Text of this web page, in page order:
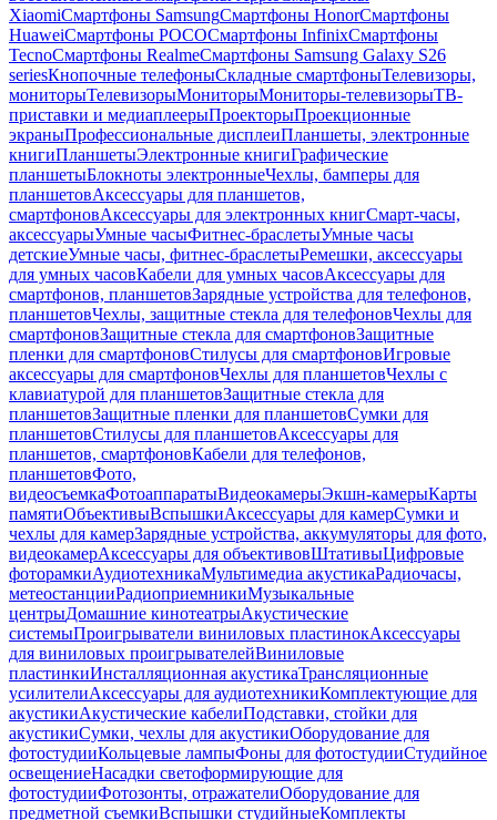
XiaomiСмартфоны SamsungСмартфоны HonorСмартфоны
HuaweiСмартфоны POCOСмартфоны InfinixСмартфоны
TecnoСмартфоны RealmeСмартфоны Samsung Galaxy S26
seriesКнопочные телефоныСкладные смартфоныТелевизоры,
мониторыТелевизорыМониторыМониторы-телевизорыТВ-
приставки и медиаплеерыПроекторыПроекционные
экраныПрофессиональные дисплеиПланшеты, электронные
книгиПланшетыЭлектронные книгиГрафические
планшетыБлокноты электронныеЧехлы, бамперы для
планшетовАксессуары для планшетов,
смартфоновАксессуары для электронных книгСмарт-часы,
аксессуарыУмные часыФитнес-браслетыУмные часы
детскиеУмные часы, фитнес-браслетыРемешки, аксессуары
для умных часовКабели для умных часовАксессуары для
смартфонов, планшетовЗарядные устройства для телефонов,
планшетовЧехлы, защитные стекла для телефоновЧехлы для
смартфоновЗащитные стекла для смартфоновЗащитные
пленки для смартфоновСтилусы для смартфоновИгровые
аксессуары для смартфоновЧехлы для планшетовЧехлы с
клавиатурой для планшетовЗащитные стекла для
планшетовЗащитные пленки для планшетовСумки для
планшетовСтилусы для планшетовАксессуары для
планшетов, смартфоновКабели для телефонов,
планшетовФото,
видеосъемкаФотоаппаратыВидеокамерыЭкшн-камерыКарты
памятиОбъективыВспышкиАксессуары для камерСумки и
чехлы для камерЗарядные устройства, аккумуляторы для фото,
видеокамерАксессуары для объективовШтативыЦифровые
фоторамкиАудиотехникаМультимедиа акустикаРадиочасы,
метеостанцииРадиоприемникиМузыкальные
центрыДомашние кинотеатрыАкустические
системыПроигрыватели виниловых пластинокАксессуары
для виниловых проигрывателейВиниловые
пластинкиИнсталляционная акустикаТрансляционные
усилителиАксессуары для аудиотехникиКомплектующие для
акустикиАкустические кабелиПодставки, стойки для
акустикиСумки, чехлы для акустикиОборудование для
фотостудииКольцевые лампыФоны для фотостудииСтудийное
освещениеНасадки светоформирующие для
фотостудииФотозонты, отражателиОборудование для
предметной съемкиВспышки студийныеКомплекты